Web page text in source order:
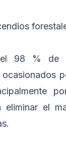
98 % de
eliminar el